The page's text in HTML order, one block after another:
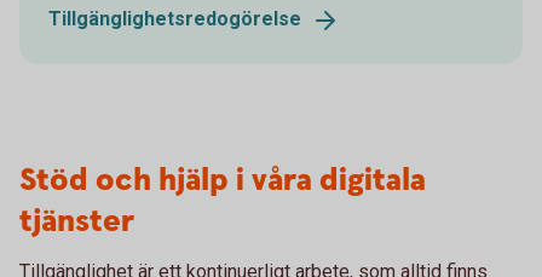
Tillgänglighetsredogörelse
Stöd och hjälp i våra digitala
tjänster
Tillgänglighet är ett kontinuerligt arbete, som alltid finns